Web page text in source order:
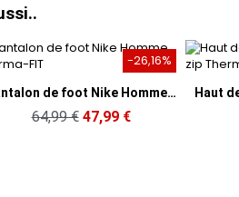
Aperçu rapide
-26,16%
Pantalon de foot Nike Homme Therma-FIT
64,99 € 47,99 €